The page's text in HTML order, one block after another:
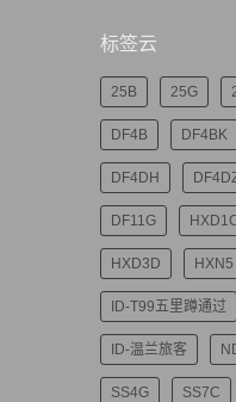
标签云
25B 25G
DF4B DF4BK
DF4DH
DF11G
HXD3D HXN5
ID-T99五里蹲通过
ID-温兰旅客
SS4G SS7C